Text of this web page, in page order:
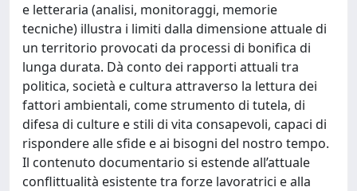
e letteraria (analisi, monitoraggi, memorie
tecniche) illustra i limiti dalla dimensione attuale di
un territorio provocati da processi di bonifica di
lunga durata. Dà conto dei rapporti attuali tra
politica, società e cultura attraverso la lettura dei
fattori ambientali, come strumento di tutela, di
difesa di culture e stili di vita consapevoli, capaci di
rispondere alle sfide e ai bisogni del nostro tempo.
Il contenuto documentario si estende all’attuale
conflittualità esistente tra forze lavoratrici e alla